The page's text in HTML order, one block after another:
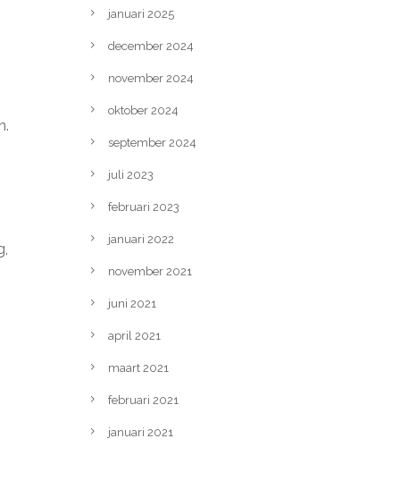
januari 2025
december 2024
november 2024
oktober 2024
september 2024
juli 2023
februari 2023
januari 2022
november 2021
juni 2021
april 2021
maart 2021
februari 2021
januari 2021